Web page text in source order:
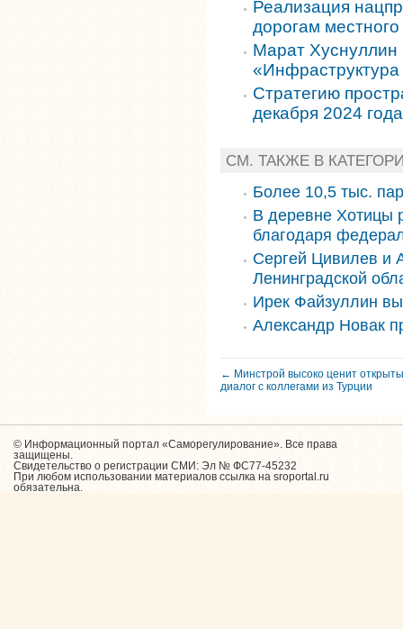
Реализация
дорогам
Марат Хуснуллин
Стратегию
декабря 2024 года
СМ. ТАКЖЕ В
Более 10,5 тыс.
В деревне Хотицы
благодаря
Сергей Цивилев и
Ленинградской
Ирек Файзуллин
Александр Новак
← Минстрой высоко ценит
диалог с коллегами из Турции
© Информационный портал «Саморегулирование». Все права
защищены.
Свидетельство о регистрации СМИ: Эл № ФС77-45232
При любом использовании материалов ссылка на sroportal.ru
обязательна.